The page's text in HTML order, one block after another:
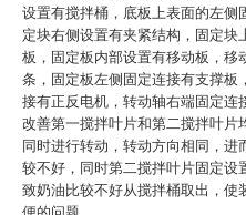
设置有搅拌桶，底板上表面的左侧
定块右侧设置有夹紧结构，固定块
板，固定板内部设置有移动板，移
条，固定板左侧固定连接有支撑板
接有正反电机，转动轴右端固定连
改善第一搅拌叶片和第二搅拌叶片
同时进行转动，转动方向相同，进
较不好，同时第二搅拌叶片固定设
致奶油比较不好从搅拌桶取出，使